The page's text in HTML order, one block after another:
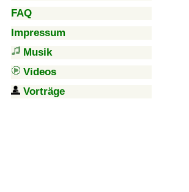
FAQ
Impressum
Musik
Videos
Vorträge